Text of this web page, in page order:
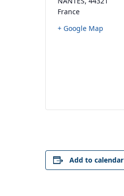
France
+ Google Map
Add to calendar